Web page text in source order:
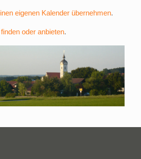
eigenen Kalender übernehmen.
finden oder anbieten.